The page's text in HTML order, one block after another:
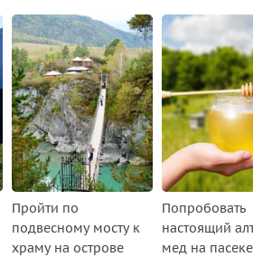
Пройти по
подвесному мосту к
храму на острове
Попробовать
настоящий
мед на пасеке